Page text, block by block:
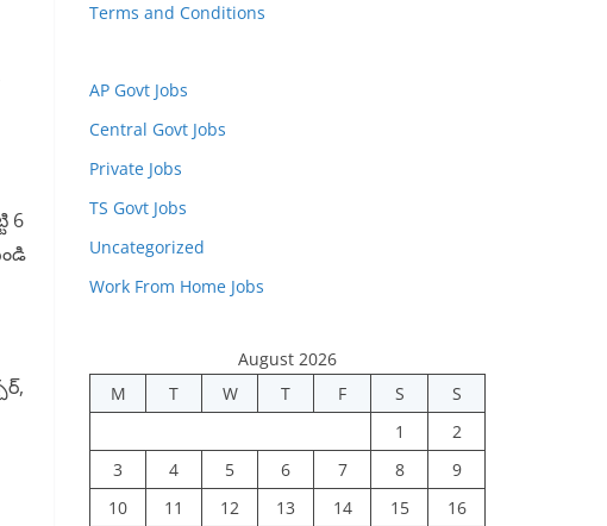
6
Terms and Conditions
AP Govt Jobs
Central Govt Jobs
Private Jobs
TS Govt Jobs
Uncategorized
Work From Home Jobs
August 2026
M
T W T F S
S
1
2
3
4 5 6 7 8
9
10
11 12 13 14 15
16